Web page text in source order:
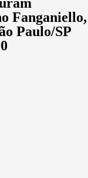
Fanganiello,
Paulo/SP